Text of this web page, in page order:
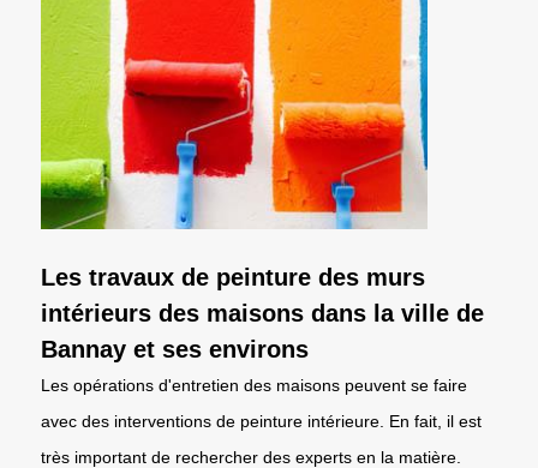
Les travaux de peinture des murs
intérieurs des maisons dans la ville de
Bannay et ses environs
Les opérations d'entretien des maisons peuvent se faire
avec des interventions de peinture intérieure. En fait, il est
très important de rechercher des experts en la matière.